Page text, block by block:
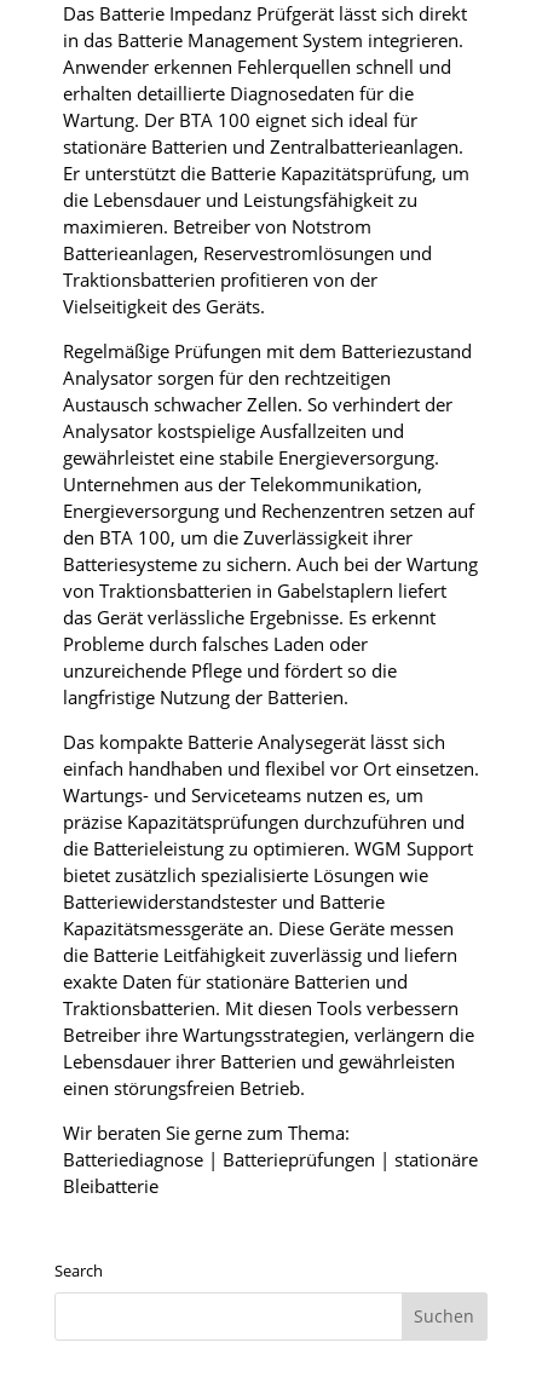
Das Batterie Impedanz Prüfgerät lässt sich direkt
in das Batterie Management System integrieren.
Anwender erkennen Fehlerquellen schnell und
erhalten detaillierte Diagnosedaten für die
Wartung. Der BTA 100 eignet sich ideal für
stationäre Batterien und Zentralbatterieanlagen.
Er unterstützt die Batterie Kapazitätsprüfung, um
die Lebensdauer und Leistungsfähigkeit zu
maximieren. Betreiber von Notstrom
Batterieanlagen, Reservestromlösungen und
Traktionsbatterien profitieren von der
Vielseitigkeit des Geräts.
Regelmäßige Prüfungen mit dem Batteriezustand
Analysator sorgen für den rechtzeitigen
Austausch schwacher Zellen. So verhindert der
Analysator kostspielige Ausfallzeiten und
gewährleistet eine stabile Energieversorgung.
Unternehmen aus der Telekommunikation,
Energieversorgung und Rechenzentren setzen auf
den BTA 100, um die Zuverlässigkeit ihrer
Batteriesysteme zu sichern. Auch bei der Wartung
von Traktionsbatterien in Gabelstaplern liefert
das Gerät verlässliche Ergebnisse. Es erkennt
Probleme durch falsches Laden oder
unzureichende Pflege und fördert so die
langfristige Nutzung der Batterien.
Das kompakte Batterie Analysegerät lässt sich
einfach handhaben und flexibel vor Ort einsetzen.
Wartungs- und Serviceteams nutzen es, um
präzise Kapazitätsprüfungen durchzuführen und
die Batterieleistung zu optimieren. WGM Support
bietet zusätzlich spezialisierte Lösungen wie
Batteriewiderstandstester und Batterie
Kapazitätsmessgeräte an. Diese Geräte messen
die Batterie Leitfähigkeit zuverlässig und liefern
exakte Daten für stationäre Batterien und
Traktionsbatterien. Mit diesen Tools verbessern
Betreiber ihre Wartungsstrategien, verlängern die
Lebensdauer ihrer Batterien und gewährleisten
einen störungsfreien Betrieb.
Wir beraten Sie gerne zum Thema:
Batteriediagnose | Batterieprüfungen | stationäre
Bleibatterie
Search